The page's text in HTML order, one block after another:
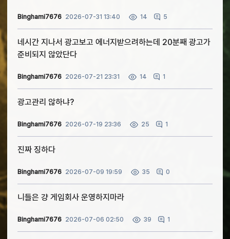
Binghami7676 2026-07-31 13:40 14 5
네시간 지나서 광고보고 에너지받으려하는데 20분째 광고가
준비되지 않았단다
Binghami7676 2026-07-21 23:31 14 1
광고관리 않하냐?
Binghami7676 2026-07-19 23:36 25 1
진짜 징하다
Binghami7676 2026-07-09 19:59 35 0
니들은 걍 게임회사 운영하지마라
Binghami7676 2026-07-06 02:50 39 1